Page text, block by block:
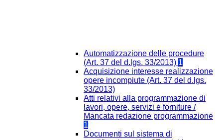
Automatizzazione delle procedure
(Art. 37 del d.lgs. 33/2013) 1
Acquisizione interesse realizzazione
opere incompiute (Art. 37 del d.lgs.
33/2013)
Atti relativi alla programmazione di
lavori, opere, servizi e forniture /
Mancata redazione programmazione
1
Documenti sul sistema di